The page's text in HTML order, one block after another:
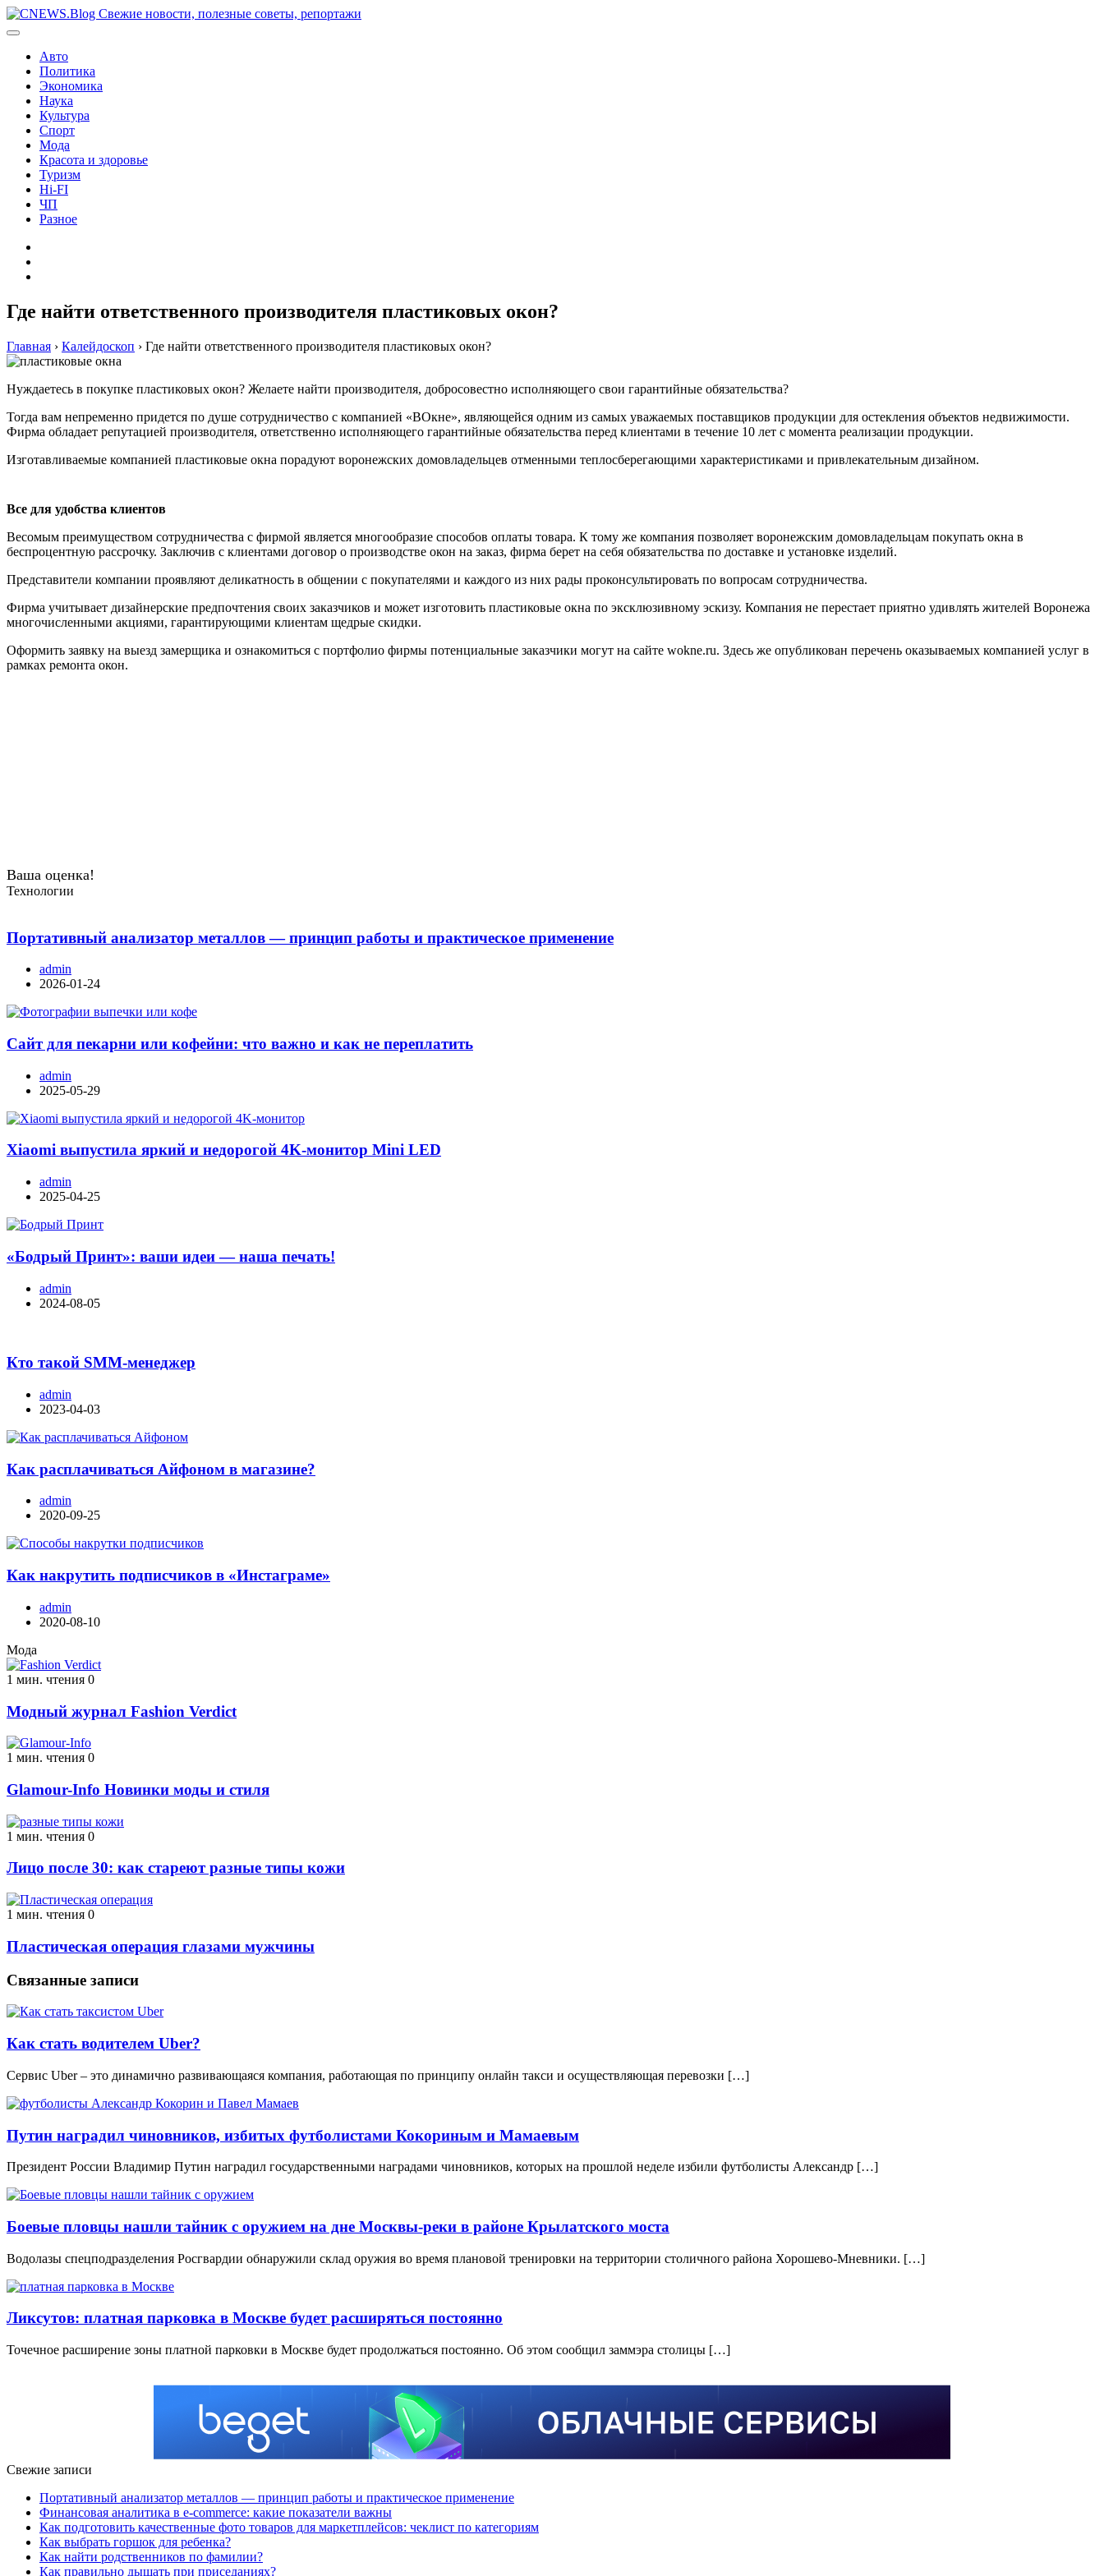
Перейти
к
Авто
Политика
Экономика
Наука
Культура
Спорт
Мода
Красота и здоровье
Туризм
Hi-FI
ЧП
Разное
Где найти ответственного производителя пластиковых окон?
Главная › Калейдоскоп › Где найти ответственного производителя пластиковых окон?
Нуждаетесь в покупке пластиковых окон? Желаете найти производителя, добросовестно исполняющего свои гарантийные обязательства?
Тогда вам непременно придется по душе сотрудничество с компанией «ВОкне», являющейся одним из самых уважаемых поставщиков продукции для остекления объектов недвижимости.
Фирма обладает репутацией производителя, ответственно исполняющего гарантийные обязательства перед клиентами в течение 10 лет с момента реализации продукции.
Изготавливаемые компанией пластиковые окна порадуют воронежских домовладельцев отменными теплосберегающими характеристиками и привлекательным дизайном.
Все для удобства клиентов
Весомым преимуществом сотрудничества с фирмой является многообразие способов оплаты товара. К тому же компания позволяет воронежским домовладельцам покупать окна в
беспроцентную рассрочку. Заключив с клиентами договор о производстве окон на заказ, фирма берет на себя обязательства по доставке и установке изделий.
Представители компании проявляют деликатность в общении с покупателями и каждого из них рады проконсультировать по вопросам сотрудничества.
Фирма учитывает дизайнерские предпочтения своих заказчиков и может изготовить пластиковые окна по эксклюзивному эскизу. Компания не перестает приятно удивлять жителей Воронежа
многочисленными акциями, гарантирующими клиентам щедрые скидки.
Оформить заявку на выезд замерщика и ознакомиться с портфолио фирмы потенциальные заказчики могут на сайте wokne.ru. Здесь же опубликован перечень оказываемых компанией услуг в
рамках ремонта окон.
Ваша оценка!
Технологии
Портативный анализатор металлов — принцип работы и практическое применение
admin
2026-01-24
Сайт для пекарни или кофейни: что важно и как не переплатить
admin
2025-05-29
Xiaomi выпустила яркий и недорогой 4K-монитор Mini LED
admin
2025-04-25
«Бодрый Принт»: ваши идеи — наша печать!
admin
2024-08-05
Кто такой SMM-менеджер
admin
2023-04-03
Как расплачиваться Айфоном в магазине?
admin
2020-09-25
Как накрутить подписчиков в «Инстаграме»
admin
2020-08-10
Мода
1 мин. чтения 0
Модный журнал Fashion Verdict
1 мин. чтения 0
Glamour-Info Новинки моды и стиля
1 мин. чтения 0
Лицо после 30: как стареют разные типы кожи
1 мин. чтения 0
Пластическая операция глазами мужчины
Связанные записи
Как стать водителем Uber?
Сервис Uber – это динамично развивающаяся компания, работающая по принципу онлайн такси и осуществляющая перевозки […]
Путин наградил чиновников, избитых футболистами Кокориным и Мамаевым
Президент России Владимир Путин наградил государственными наградами чиновников, которых на прошлой неделе избили футболисты Александр […]
Боевые пловцы нашли тайник с оружием на дне Москвы-реки в районе Крылатского моста
Водолазы спецподразделения Росгвардии обнаружили склад оружия во время плановой тренировки на территории столичного района Хорошево-Мневники. […]
Ликсутов: платная парковка в Москве будет расширяться постоянно
Точечное расширение зоны платной парковки в Москве будет продолжаться постоянно. Об этом сообщил заммэра столицы […]
Свежие записи
Портативный анализатор металлов — принцип работы и практическое применение
Финансовая аналитика в e-commerce: какие показатели важны
Как подготовить качественные фото товаров для маркетплейсов: чеклист по категориям
Как выбрать горшок для ребенка?
Как найти родственников по фамилии?
Как правильно дышать при приседаниях?